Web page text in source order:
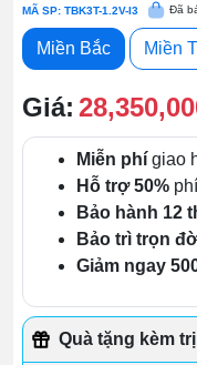
MÃ SP: TBK3T-1.2V-I3 Đã
Miền Bắc Miền
Giá:
Miễn phí giao
Hỗ trợ 50%
Bảo hành 12
Bảo trì trọn
Giảm ngay
Quà tặng kèm